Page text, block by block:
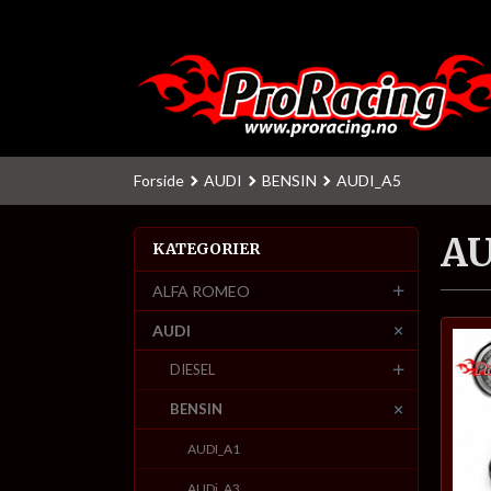
Forside AUDI BENSIN AUDI_A5
KATEGORIER
ALFA ROMEO
AUDI
DIESEL
BENSIN
AUDI_A1